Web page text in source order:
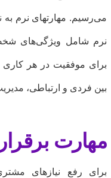
می‌رسیم. مهارتهای نرم به
نرم شامل ویژگی‌های
برای موفقیت در هر کاری
بین فردی و ارتباطی،
مهارت
برای رفع نیازهای